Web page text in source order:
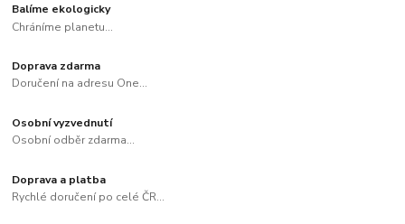
Balíme ekologicky
Chráníme planetu...
Doprava zdarma
Doručení na adresu One...
Osobní vyzvednutí
Osobní odběr zdarma...
Doprava a platba
Rychlé doručení po celé ČR...